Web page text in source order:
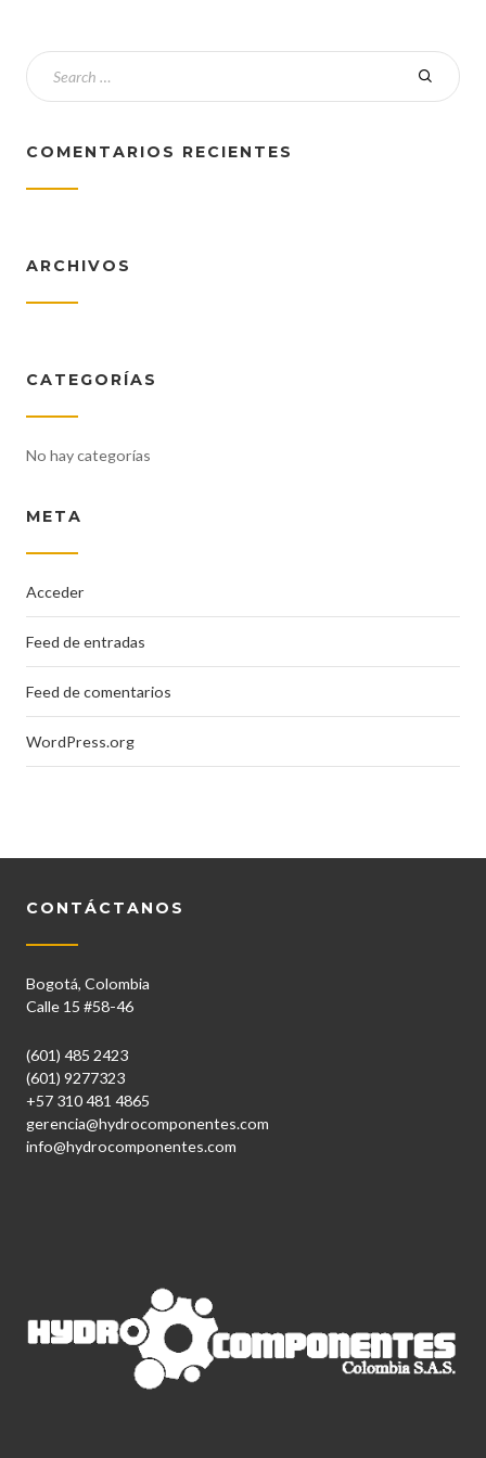
COMENTARIOS RECIENTES
ARCHIVOS
CATEGORÍAS
No hay categorías
META
Acceder
Feed de entradas
Feed de comentarios
WordPress.org
CONTÁCTANOS
Bogotá, Colombia
Calle 15 #58-46
(601) 485 2423
(601) 9277323
+57 310 481 4865
gerencia@hydrocomponentes.com
info@hydrocomponentes.com